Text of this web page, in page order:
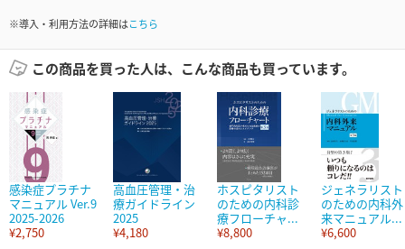
※導入・利用方法の詳細はこちら
この商品を買った人は、こんな商品も買っています。
感染症プラチナ
マニュアル Ver.9
2025-2026
¥2,750
高血圧管理・治
療ガイドライン
2025
¥4,180
ホスピタリスト
のための内科診
療フローチャ...
¥8,800
ジェネラリスト
のための内科外
来マニュアル...
¥6,600